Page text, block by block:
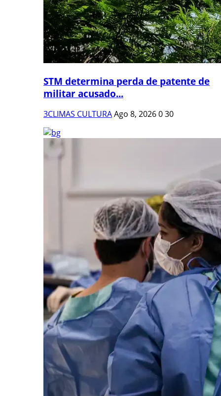
STM determina perda de patente de
militar acusado...
3CLIMAS CULTURAAgo 8, 2026030